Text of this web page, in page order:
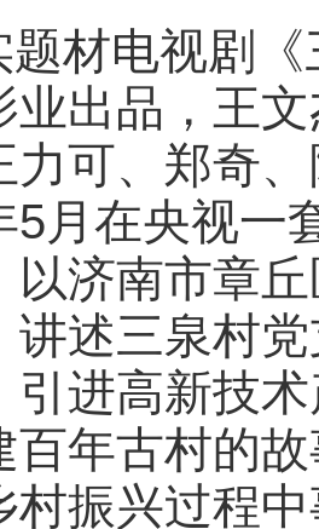
题材电视剧
业出品，王
力可、郑奇
5月在央视一
以济南市章
讲述三泉村
引进高新技
百年古村的
村振兴过程